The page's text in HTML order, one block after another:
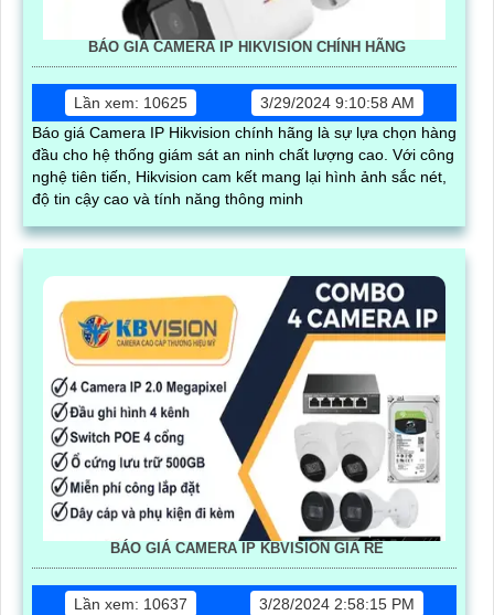
BÁO GIÁ CAMERA IP HIKVISION CHÍNH HÃNG
Lần xem: 10625
3/29/2024 9:10:58 AM
Báo giá Camera IP Hikvision chính hãng là sự lựa chọn hàng
đầu cho hệ thống giám sát an ninh chất lượng cao. Với công
nghệ tiên tiến, Hikvision cam kết mang lại hình ảnh sắc nét,
độ tin cậy cao và tính năng thông minh
BÁO GIÁ CAMERA IP KBVISION GIÁ RÈ
Lần xem: 10637
3/28/2024 2:58:15 PM